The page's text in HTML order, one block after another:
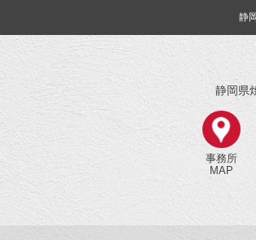
静
静岡県
事務所
MAP